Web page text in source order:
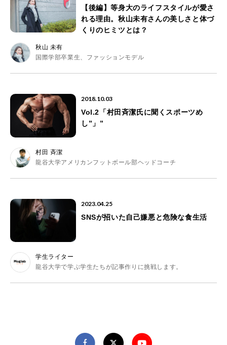
【後編】等身大のライフスタイルが愛さ
れる理由。秋山未有さんの美しさと体づ
くりのヒミツとは？
秋山 未有
国際学部卒業生、ファッションモデル
2018.10.03
Vol.2「村田斉潔氏に聞くスポーツめ
し”」”
村田 斉潔
龍谷大学アメリカンフットボール部ヘッドコーチ
2023.04.25
SNSが招いた自己嫌悪と危険な食生活
学生ライター
龍谷大学で学ぶ学生たちが記事作りに挑戦します。